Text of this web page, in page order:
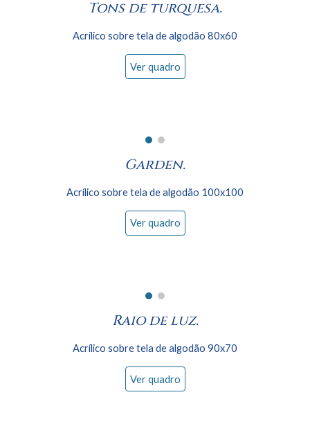
Tons de turquesa.
Acrílico sobre tela de algodão 80x60
Ver quadro
Garden.
Acrílico sobre tela de algodão 100x100
Ver quadro
Raio de luz.
Acrílico sobre tela de algodão 90x70
Ver quadro